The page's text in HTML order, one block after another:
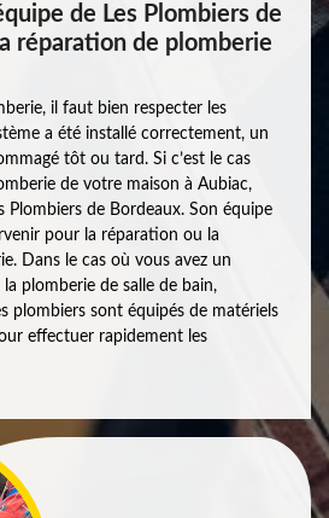
de Les Plombiers de
réparation de plomberie
il faut bien respecter les
a été installé correctement, un
tôt ou tard. Si c’est le cas
de votre maison à Aubiac,
Plombiers de Bordeaux. Son équipe
pour la réparation ou la
Dans le cas où vous avez un
plomberie de salle de bain,
plombiers sont équipés de matériels
effectuer rapidement les